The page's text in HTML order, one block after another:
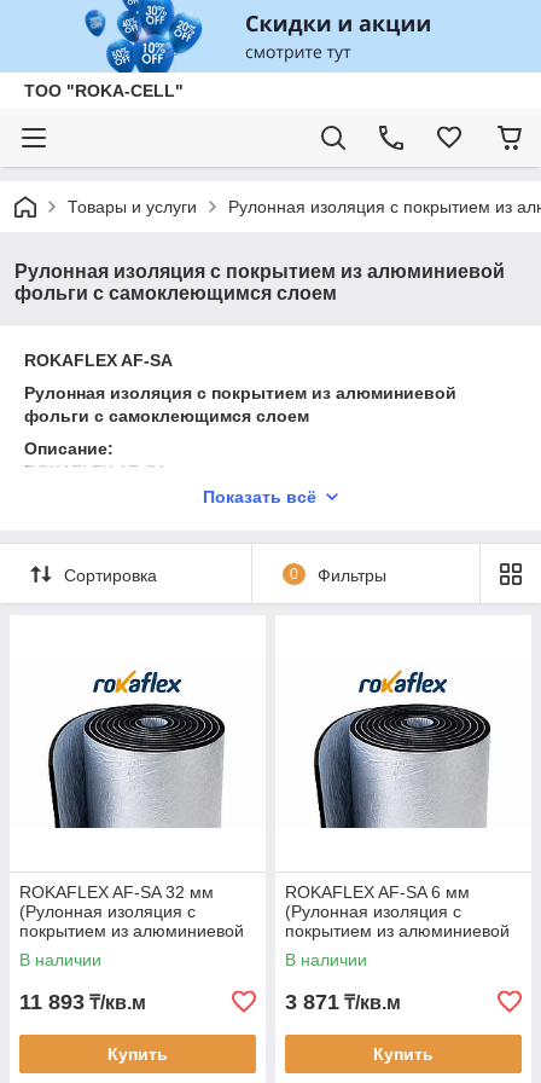
ТОО "ROKA-CELL"
Товары и услуги Рулонная изоляция с покрытием из
Рулонная изоляция с покрытием из алюминиевой
фольги с самоклеющимся слоем
ROKAFLEX AF-SA
Рулонная изоляция с покрытием из алюминиевой
фольги с самоклеющимся слоем
Описание:
ROKAFLEX AF-SA — рулонная теплоизоляция, покрытая
алюминиевой фольгой (толщина 60 мкм) и оснащённая
Этот материал идеально подходит для защиты от
теплопотерь и обеспечения термо- и шумоизоляции в
системах HVAC, вентиляции и отопления.
Толщины и площадь в рулоне:
6 мм — 30 м² (в рулоне)
9 мм — 20 м² (в рулоне)
13 мм — 14 м² (в рулоне)
19 мм — 10 м² (в рулоне)
32 мм — 6 м² (в рулоне)
50 мм — 4 м² (в рулоне)
Технические характеристики:
Материал:вспененный каучук с алюминиевым
Показать всё
Сортировка 0 Фильтры
ROKAFLEX AF-SA 32 мм
(Рулонная изоляция с
покрытием из алюминиевой
фольги с самоклеющимся
слоем)
В наличии
11 893 ₸/кв.м
Купить
ROKAFLEX AF-SA 6 мм
(Рулонная изоляция с
покрытием из алюминиевой
фольги с самоклеющимся
слоем)
В наличии
3 871 ₸/кв.м
Купить